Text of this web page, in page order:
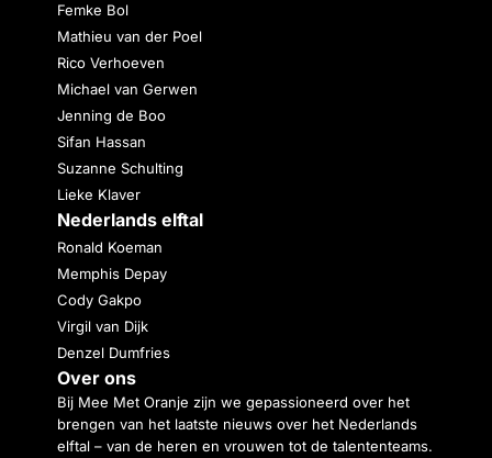
Femke Bol
Mathieu van der Poel
Rico Verhoeven
Michael van Gerwen
Jenning de Boo
Sifan Hassan
Suzanne Schulting
Lieke Klaver
Nederlands elftal
Ronald Koeman
Memphis Depay
Cody Gakpo
Virgil van Dijk
Denzel Dumfries
Over ons
Bij Mee Met Oranje zijn we gepassioneerd over het
brengen van het laatste nieuws over het Nederlands
elftal – van de heren en vrouwen tot de talententeams.